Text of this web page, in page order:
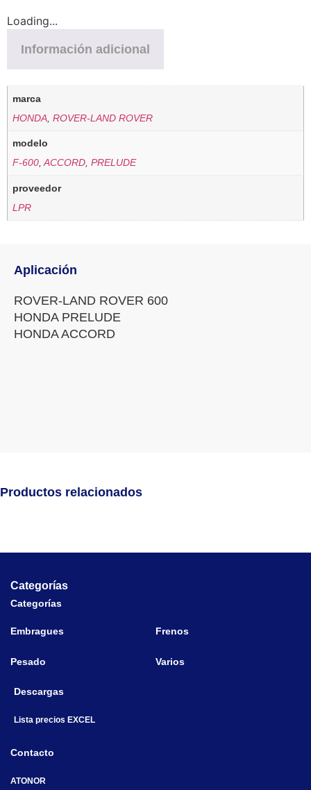
Loading...
Información adicional
marca
HONDA ,ROVER-LAND ROVER
modelo
F-600,ACCORD,PRELUDE
proveedor
LPR
Aplicación
ROVER-LAND ROVER 600
HONDA PRELUDE
HONDA ACCORD
Productos relacionados
Categorías
Categorías
Embragues Frenos
Pesado Varios
Descargas
Lista precios EXCEL
Contacto
ATONOR